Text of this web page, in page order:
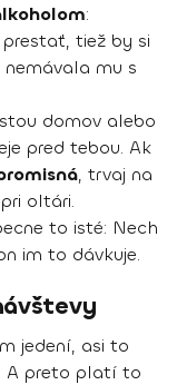
:
tiež by si
mu s
domov alebo
pred tebou. Ak
, trvaj na
oltári.
to isté: Nech
im to dávkuje.
jedení, asi to
A preto platí to